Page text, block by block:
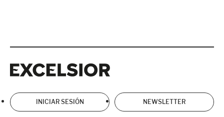
INICIAR SESIÓN NEWSLETTER